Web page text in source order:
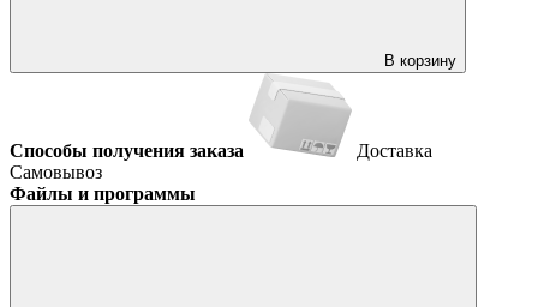
В корзину
Способы получения заказа
Доставка
Самовывоз
Файлы и программы